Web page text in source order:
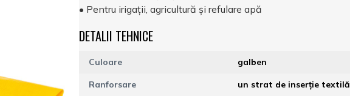
• Pentru irigații, agricultură și refulare apă
DETALII TEHNICE
Culoare galben
Ranforsare un strat de inserție textilă